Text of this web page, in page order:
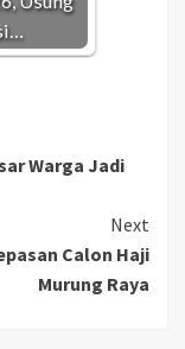
Warga Jadi
Next
Calon Haji
Murung Raya